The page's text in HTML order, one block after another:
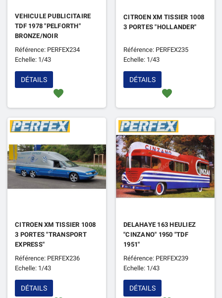
VEHICULE PUBLICITAIRE
TDF 1978 "PELFORTH"
BRONZE/NOIR
Référence: PERFEX234
Echelle: 1/43
favorite
DÉTAILS
CITROEN XM TISSIER 1008
3 PORTES "HOLLANDER"
Référence: PERFEX235
Echelle: 1/43
favorite
DÉTAILS
CITROEN XM TISSIER 1008
3 PORTES "TRANSPORT
EXPRESS"
Référence: PERFEX236
Echelle: 1/43
DÉTAILS
DELAHAYE 163 HEULIEZ
"CINZANO" 1950 "TDF
1951"
Référence: PERFEX239
Echelle: 1/43
DÉTAILS